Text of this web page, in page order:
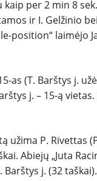
kaip per 2 min 8
ir I. Gelžinio
position“ laimėjo
as (T. Barštys j.
j. – 15-ą
užima P. Rivettas
Abiejų „Juta
j. (32 taškai).